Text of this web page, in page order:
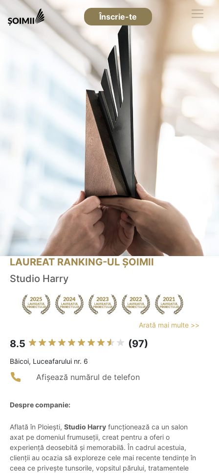
Înscrie-te
LAUREAT RANKING-UL ȘOIMII
Studio Harry
Arată mai multe >>
8.5 (97)
Băicoi, Luceafarului nr. 6
Afișează numărul de telefon
Despre companie:
Aflată în Ploiești, Studio Harry funcționează ca un salon
axat pe domeniul frumuseții, creat pentru a oferi o
experiență deosebită și memorabilă. În cadrul acestuia,
clienții au ocazia să exploreze cele mai recente tendințe în
ceea ce privește tunsorile, vopsitul părului, tratamentele